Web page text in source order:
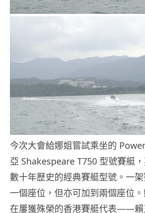
今次大會給娜姐嘗試乘坐的
亞 Shakespeare T750 型號賽艇
數十年歷史的經典賽艇型號。一
一個座位，但亦可加到兩個座位
在屢獲殊榮的香港賽艇代表——賴